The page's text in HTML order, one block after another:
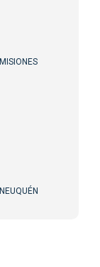
MISIONES
NEUQUÉN